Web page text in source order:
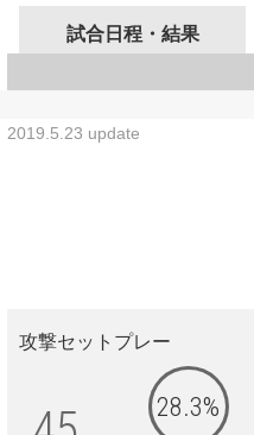
試合日程・結果
2019.5.23 update
攻撃セットプレー
28.3%